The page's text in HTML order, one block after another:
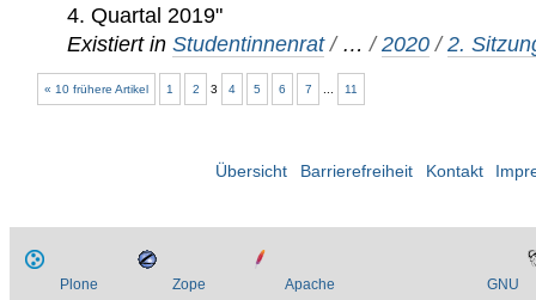
4. Quartal 2019"
Existiert in Studentinnenrat / …/2020 /2.
« 10 frühere Artikel 1 2 3 4 5 6 7 11
Übersicht Barrierefreiheit Kontakt
Plone Zope Apache GNU